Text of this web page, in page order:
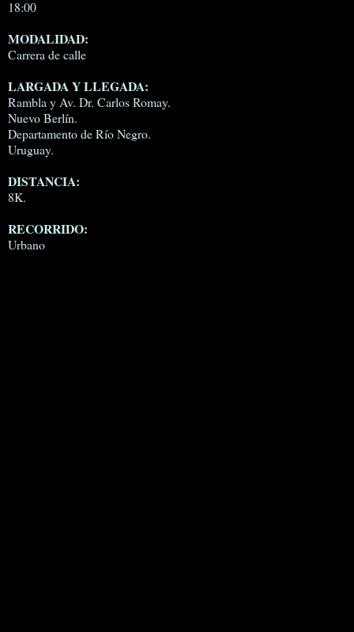
18:00
MODALIDAD:
Carrera de calle
LARGADA Y LLEGADA:
Rambla y Av. Dr. Carlos Romay.
Nuevo Berlín.
Departamento de Río Negro.
Uruguay.
DISTANCIA:
8K.
RECORRIDO:
Urbano